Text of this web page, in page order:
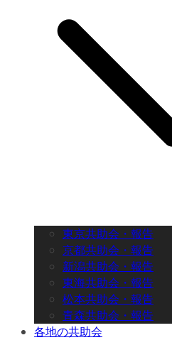
東京共助会・報告
京都共助会・報告
新潟共助会・報告
東海共助会・報告
松本共助会・報告
青森共助会・報告
各地の共助会